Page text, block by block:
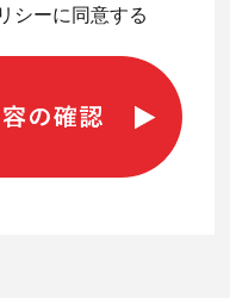
」とは，個人情報保護
し，生存する個人に関
れる氏名，生年月日，
述等により特定の個人
シーに同意する